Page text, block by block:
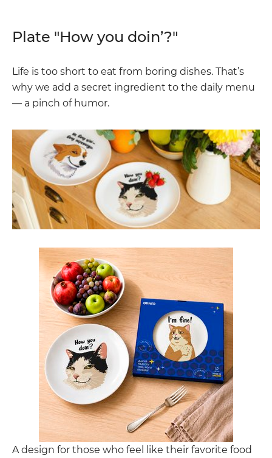
Plate "How you doin’?"
Life is too short to eat from boring dishes. That’s
why we add a secret ingredient to the daily menu
— a pinch of humor.
A design for those who feel like their favorite food